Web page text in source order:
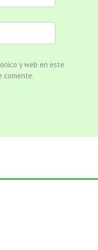
y web en este
comente.